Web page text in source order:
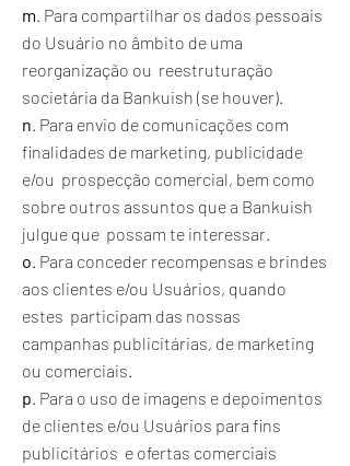
m. Para compartilhar os dados pessoais
do Usuário no âmbito de uma
reorganização ou reestruturação
societária da Bankuish (se houver).
n. Para envio de comunicações com
finalidades de marketing, publicidade
e/ou prospecção comercial, bem como
sobre outros assuntos que a Bankuish
julgue que possam te interessar.
o. Para conceder recompensas e brindes
aos clientes e/ou Usuários, quando
estes participam das nossas
campanhas publicitárias, de marketing
ou comerciais.
p. Para o uso de imagens e depoimentos
de clientes e/ou Usuários para fins
publicitários e ofertas comerciais